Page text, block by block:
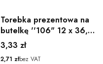
Torebka prezentowa na
butelkę ''106" 12 x 36,9
x 11
Cena
3,33 zł
Cena
2,71 złbez VAT